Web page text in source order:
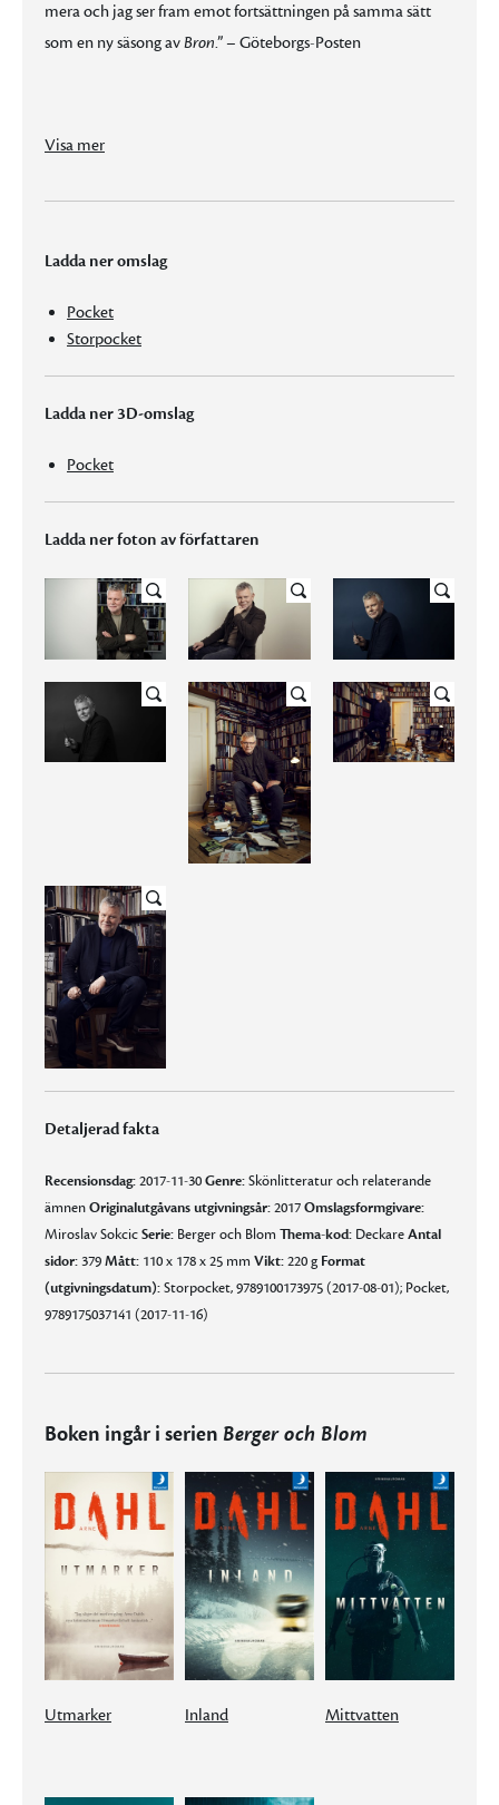
mera och jag ser fram emot fortsättningen på samma sätt
som en ny säsong avBron.” – Göteborgs-Posten
Visa mer
Ladda ner omslag
Pocket
Storpocket
Ladda ner 3D-omslag
Pocket
Ladda ner foton av författaren
Detaljerad fakta
Recensionsdag:2017-11-30Genre:Skönlitteratur och relaterande
ämnenOriginalutgåvans utgivningsår:2017Omslagsformgivare:
Miroslav SokcicSerie: Berger och BlomThema-kod: DeckareAntal
sidor:379Mått: 110 x 178 x 25 mmVikt:220 g Format
(utgivningsdatum):Storpocket, 9789100173975 (2017-08-01); Pocket,
9789175037141 (2017-11-16)
Boken ingår i serien Berger och Blom
Utmarker Inland Mittvatten